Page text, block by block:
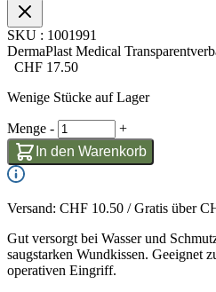
SKU : 1001991
DermaPlast Medical
CHF 17.50
Wenige Stücke auf Lager
Menge -
+
In den Warenkorb
Versand: CHF 10.50 / Gratis über
Gut versorgt bei Wasser und
saugstarken Wundkissen. Geeignet
operativen Eingriff.